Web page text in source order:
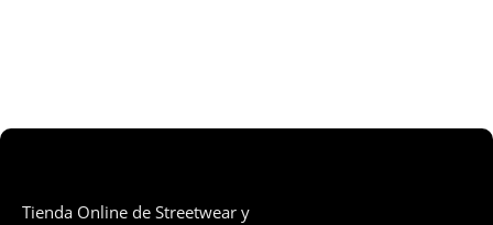
Tienda Online de Streetwear y